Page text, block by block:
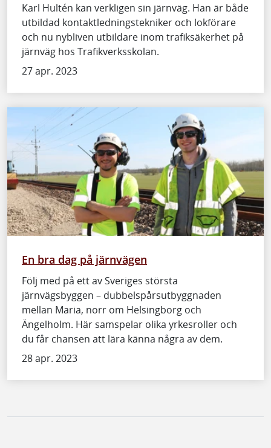
Karl Hultén kan verkligen sin järnväg. Han är både
utbildad kontaktledningstekniker och lokförare
och nu nybliven utbildare inom trafiksäkerhet på
järnväg hos Trafikverksskolan.
27 apr. 2023
En bra dag på järnvägen
Följ med på ett av Sveriges största
järnvägsbyggen – dubbelspårsutbyggnaden
mellan Maria, norr om Helsingborg och
Ängelholm. Här samspelar olika yrkesroller och
du får chansen att lära känna några av dem.
28 apr. 2023